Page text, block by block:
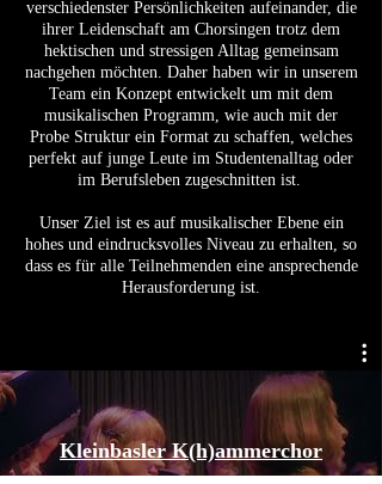
verschiedenster Persönlichkeiten aufeinander, die
ihrer Leidenschaft am Chorsingen trotz dem
hektischen und stressigen Alltag gemeinsam
nachgehen möchten. Daher haben wir in unserem
Team ein Konzept entwickelt um mit dem
musikalischen Programm, wie auch mit der
Probe Struktur ein Format zu schaffen, welches
perfekt auf junge Leute im Studentenalltag oder
im Berufsleben zugeschnitten ist.
Unser Ziel ist es auf musikalischer Ebene ein
hohes und eindrucksvolles Niveau zu erhalten, so
dass es für alle Teilnehmenden eine ansprechende
Herausforderung ist.
Kleinbasler K(h)ammerchor